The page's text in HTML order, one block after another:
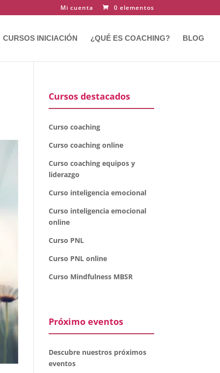
Mi cuenta 0 elementos
CURSOS INICIACIÓN ¿QUÉ ES COACHING? BLOG
Cursos destacados
Curso coaching
Curso coaching online
Curso coaching equipos y
liderazgo
Curso inteligencia emocional
Curso inteligencia emocional
online
Curso PNL
Curso PNL online
Curso Mindfulness MBSR
Próximo eventos
Descubre nuestros próximos
eventos